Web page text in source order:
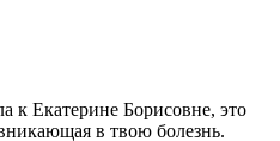
к Екатерине Борисовне, это
в твою болезнь.